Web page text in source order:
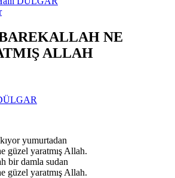
NE
ALLAH
yumurtadan
güzel yaratmış Allah.
bir damla sudan
güzel yaratmış Allah.